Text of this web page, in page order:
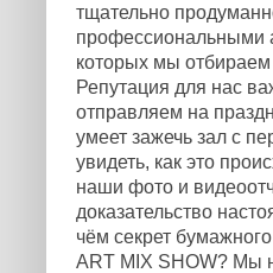
тщательно
профессиональными
которых мы отбираем
Репутация для нас
отправляем на
умеет зажечь зал с
увидеть, как это
наши фото и
доказательство
чём секрет
ART MIX SHOW? Мы